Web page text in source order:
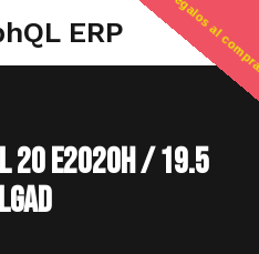
ERP
20 E2020H / 19.5
regalos al